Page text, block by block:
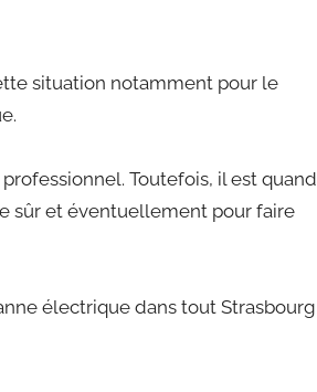
situation notamment pour le
Toutefois, il est quand
sûr et éventuellement pour faire
électrique dans tout Strasbourg